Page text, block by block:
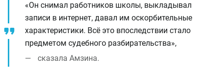
«Он снимал работников школы, выкладывал
записи в интернет, давал им оскорбительные
характеристики. Всё это впоследствии стало
предметом судебного разбирательства»,
сказала Амзина.